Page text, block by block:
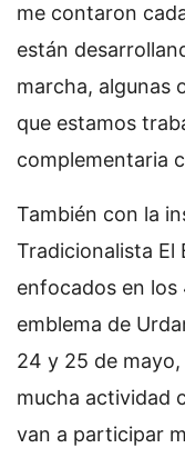
me contaron
están
marcha, algunas
que estamos
complementaria
También con la
Tradicionalista El
enfocados en los
emblema de
24 y 25 de
mucha actividad
van a participar